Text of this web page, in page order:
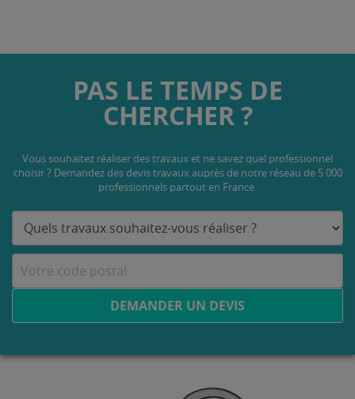
PAS LE TEMPS DE
CHERCHER ?
Vous souhaitez réaliser des travaux et ne savez quel professionnel
choisir ? Demandez des devis travaux auprès de notre réseau de 5 000
professionnels partout en France.
DEMANDER UN DEVIS